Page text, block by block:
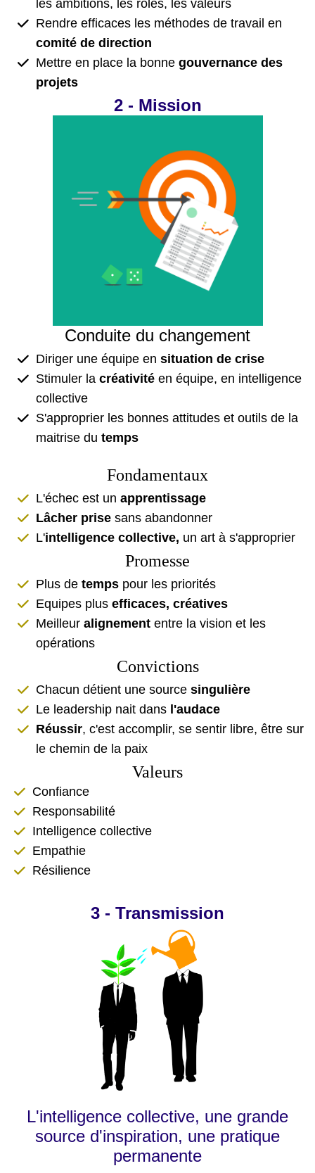
les ambitions, les rôles, les valeurs
Rendre efficaces les méthodes de travail en
comité de direction
Mettre en place la bonne gouvernance des
projets
2 - Mission
Conduite du changement
Diriger une équipe en situation de crise
Stimuler la créativité en équipe, en intelligence
collective
S'approprier les bonnes attitudes et outils de la
maitrise du temps
Fondamentaux
L'échec est un apprentissage
Lâcher prise sans abandonner
L'intelligence collective, un art à s'approprier
Promesse
Plus de temps pour les priorités
Equipes plus efficaces, créatives
Meilleur alignement entre la vision et les
opérations
Convictions
Chacun détient une source singulière
Le leadership nait dans l'audace
Réussir, c'est accomplir, se sentir libre, être sur
le chemin de la paix
Valeurs
Confiance
Responsabilité
Intelligence collective
Empathie
Résilience
3 - Transmission
L'intelligence collective, une grande
source d'inspiration, une pratique
permanente